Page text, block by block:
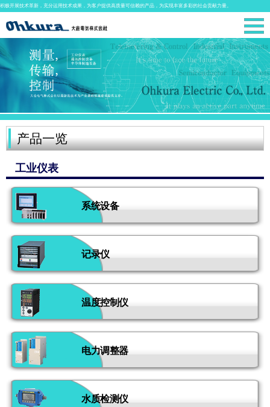
积极开展技术革新，充分运用技术成果，为客户提供高质量可信赖的产品，为实现丰富多彩的社会贡献力量。
产品一览
工业仪表
系统设备
记录仪
温度控制仪
电力调整器
水质检测仪